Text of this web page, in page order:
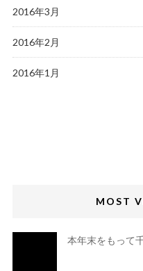
2016年3月
2016年2月
2016年1月
MOST
本年末をもって